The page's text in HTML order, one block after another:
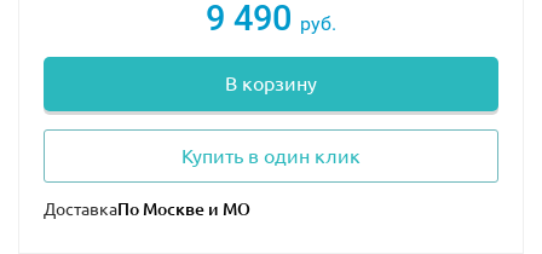
9 490 руб.
В корзину
Купить в один клик
Доставка